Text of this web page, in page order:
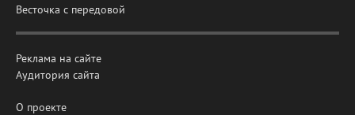
Весточка с передовой
Реклама на сайте
Аудитория сайта
О проекте